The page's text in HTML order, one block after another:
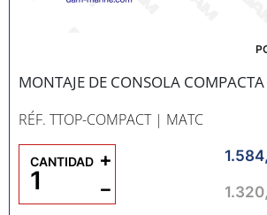
MONTAJE DE CONSOLA
RÉF. TTOP-COMPACT | MATC
CANTIDAD
−
+